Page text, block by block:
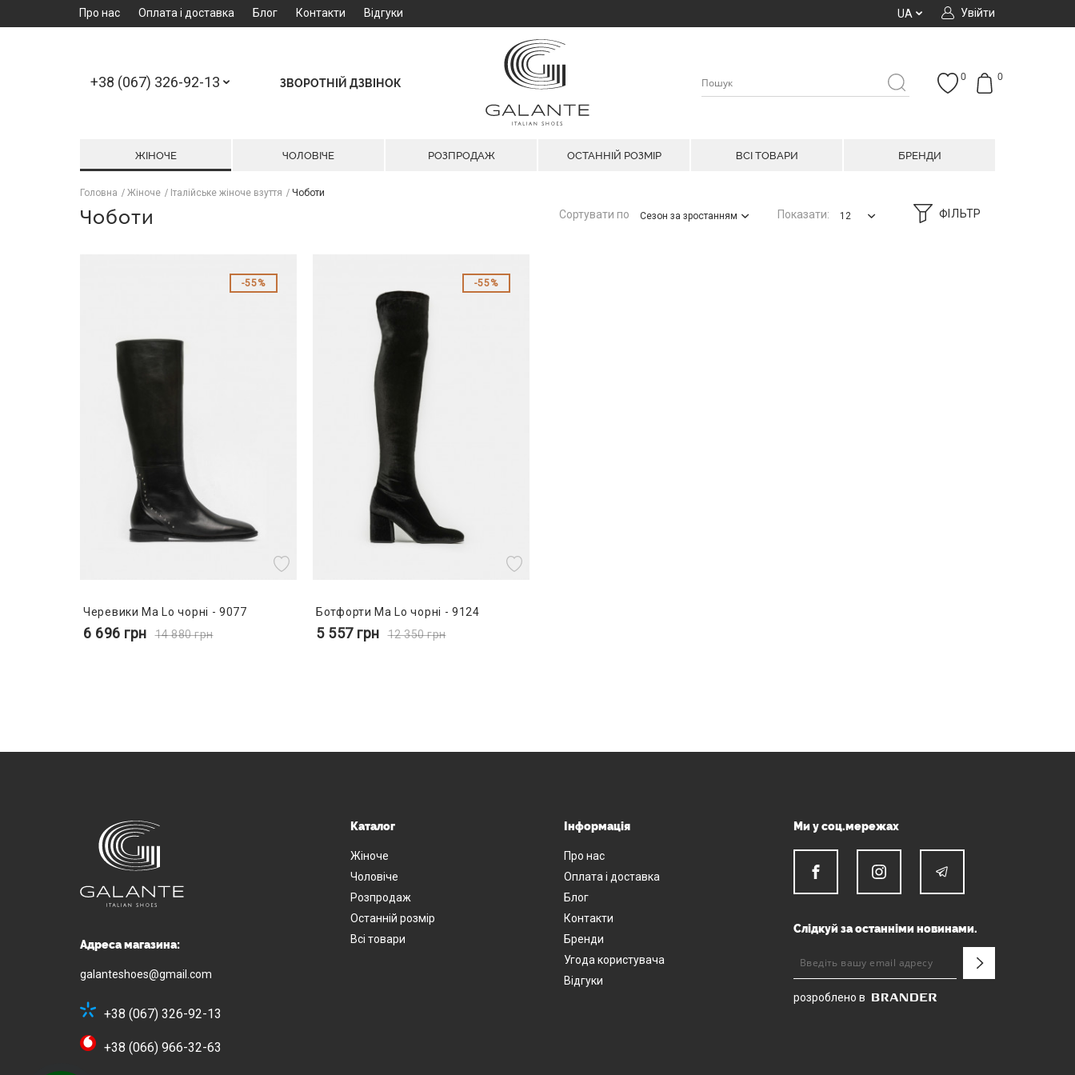
Про нас Оплата і доставка Блог Контакти Відгуки Увійти
UA
+38 (067) 326-92-13 ЗВОРОТНІЙ ДЗВІНОК
0
0
ЖІНОЧЕ ЧОЛОВІЧЕ РОЗПРОДАЖ ОСТАННІЙ РОЗМІР ВСІ ТОВАРИ БРЕНДИ
Головна Жіноче Італійське жіноче взуття Чоботи
Чоботи ФІЛЬТР
Сортувати по Сезон за зростанням Показати: 12
55%
Черевики Ma Lo чорні - 9077
6 696 грн 14 880грн
55%
Ботфорти Ma Lo чорні - 9124
5 557 грн 12 350грн
Адреса магазина:
galanteshoes@gmail.com
+38 (067) 326-92-13
+38 (066) 966-32-63
Каталог
Жіноче
Чоловіче
Розпродаж
Останній розмір
Всі товари
Інформація
Про нас
Оплата і доставка
Блог
Контакти
Бренди
Угода користувача
Відгуки
Ми у соц.мережах
Слідкуй за останніми новинами.
розроблено в